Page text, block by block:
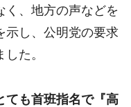
く、地方の声などを
示し、公明党の要求
た。​
ても首班指名で『高